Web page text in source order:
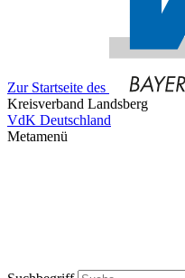
Zur Startseite des
Kreisverband Landsberg
VdK Deutschland
Metamenü